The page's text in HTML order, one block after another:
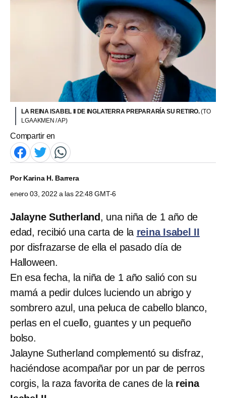
LA REINA ISABEL II DE INGLATERRA PREPARARÍA SU RETIRO.(TO
LGA AKMEN / AP)
Compartir en
PorKarina H. Barrera
enero 03, 2022 a las 22:48 GMT-6
Jalayne Sutherland , una niña de 1 año de
edad, recibió una carta de la reina Isabel II
por disfrazarse de ella el pasado día de
Halloween.
En esa fecha, la niña de 1 año salió con su
mamá a pedir dulces luciendo un abrigo y
sombrero azul, una peluca de cabello blanco,
perlas en el cuello, guantes y un pequeño
bolso.
Jalayne Sutherland complementó su disfraz,
haciéndose acompañar por un par de perros
corgis, la raza favorita de canes de la reina